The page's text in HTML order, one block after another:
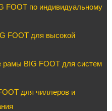
FOOT по индивидуальному
FOOT для высокой
BIG FOOT для систем
для чиллеров и